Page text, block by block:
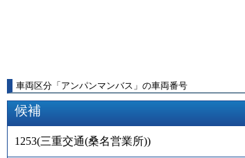
車両区分 「 アンパンマンバス 」 の車両番号
候補
1253(三重交通(桑名営業所))